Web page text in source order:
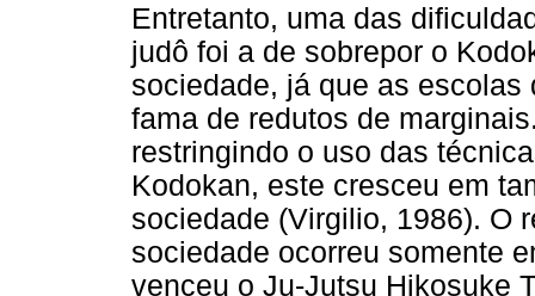
Entretanto, uma das
judô foi a de sobrepor o
sociedade, já que as
fama de redutos de
restringindo o uso das
Kodokan, este cresceu em
sociedade (Virgilio, 1986). O
sociedade ocorreu somente
venceu o Ju-Jutsu Hikosuke